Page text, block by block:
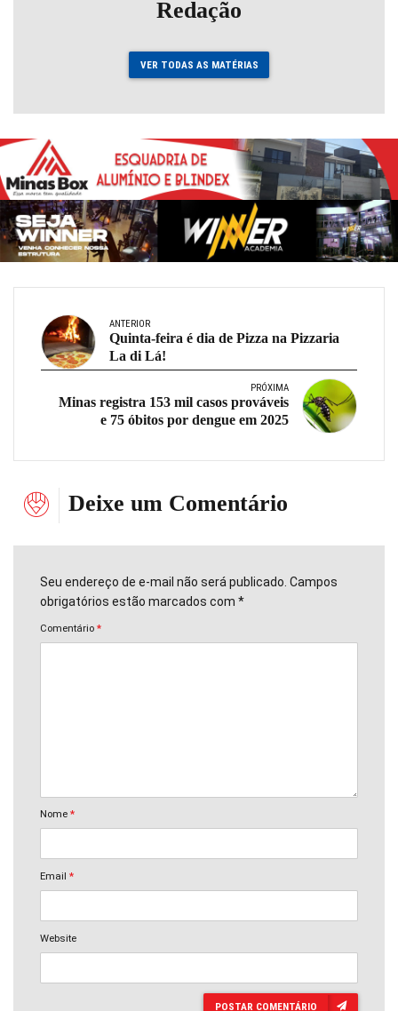
Redação
VER TODAS AS MATÉRIAS
ANTERIOR
Quinta-feira é dia de Pizza na Pizzaria
La di Lá!
PRÓXIMA
Minas registra 153 mil casos prováveis
e 75 óbitos por dengue em 2025
Deixe um Comentário
Seu endereço de e-mail não será publicado. Campos
obrigatórios estão marcados com *
Comentário *
Nome *
Email *
Website
POSTAR COMENTÁRIO